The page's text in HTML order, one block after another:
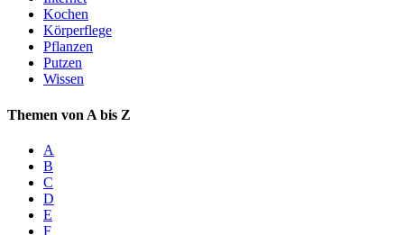
Kochen
Körperflege
Pflanzen
Putzen
Wissen
Themen von A bis Z
A
B
C
D
E
F